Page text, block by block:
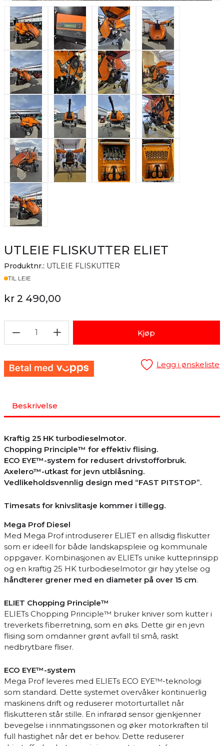
UTLEIE FLISKUTTER ELIET
Produktnr.: UTLEIE FLISKUTTER
Lager
TIL LEIE
kr 2 490,00
1 Kjøp
Legg i ønskeliste
Beskrivelse
Kraftig 25 HK turbodieselmotor.
Chopping Principle™ for effektiv flising.
ECO EYE™-system for redusert drivstofforbruk.
Axelero™-utkast for jevn utblåsning.
Vedlikeholdsvennlig design med “FAST PITSTOP”.
Timesats for knivslitasje kommer i tillegg.
Mega Prof Diesel
Med Mega Prof introduserer ELIET en allsidig fliskutter
som er ideell for både landskapspleie og kommunale
oppgaver. Kombinasjonen av ELIETs unike kutteprinsipp
og en kraftig 25 HK turbodieselmotor gir høy ytelse og
håndterer grener med en diameter på over 15 cm.
ELIET Chopping Principle™
ELIETs Chopping Principle™ bruker kniver som kutter i
treverkets fiberretning, som en øks. Dette gir en jevn
flising som omdanner grønt avfall til små, raskt
nedbrytbare fliser.
ECO EYE™-system
Mega Prof leveres med ELIETs ECO EYE™-teknologi
som standard. Dette systemet overvåker kontinuerlig
maskinens drift og reduserer motorturtallet når
fliskutteren står stille. En infrarød sensor gjenkjenner
bevegelse i innmatingssonen og øker motorkraften til
full hastighet når det er behov. Dette reduserer